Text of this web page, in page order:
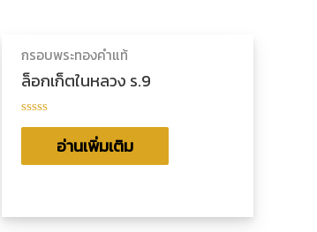
กรอบพระทองคำแท้
ล็อกเก็ตในหลวง ร.9
ให้
คะแนน
ตั้งแต่
อ่านเพิ่มเติม